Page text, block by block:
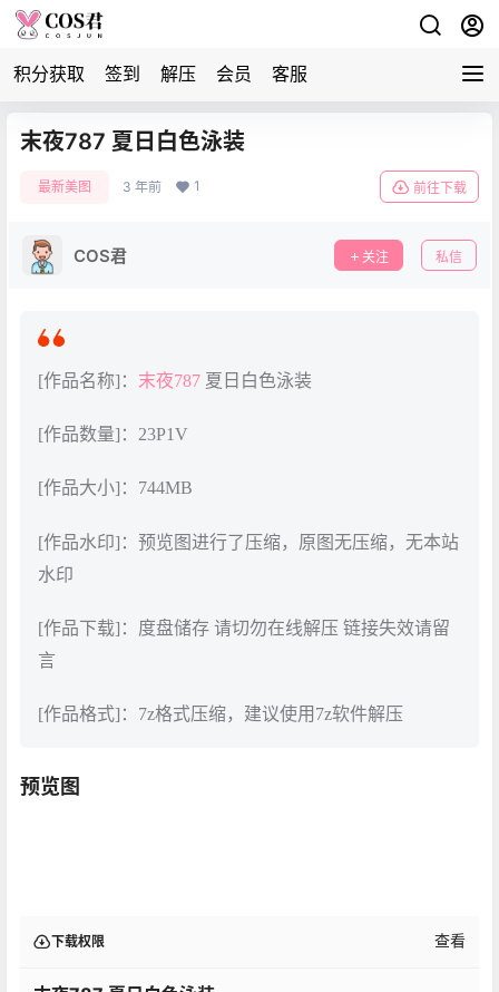
积分获取 签到 解压 会员 客服
末夜787 夏日白色泳装
最新美图 3 年前 1 前往下载
COS君 关注 私信
[作品名称]： 末夜787 夏日白色泳装
[作品数量]：23P1V
[作品大小]：744MB
[作品水印]：预览图进行了压缩，原图无压缩，无本站
水印
[作品下载]：度盘储存 请切勿在线解压 链接失效请留
言
[作品格式]：7z格式压缩，建议使用7z软件解压
预览图
下载权限 查看